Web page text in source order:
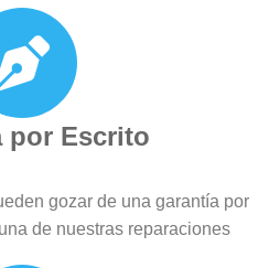
por Escrito
gozar de una garantía por
de nuestras reparaciones